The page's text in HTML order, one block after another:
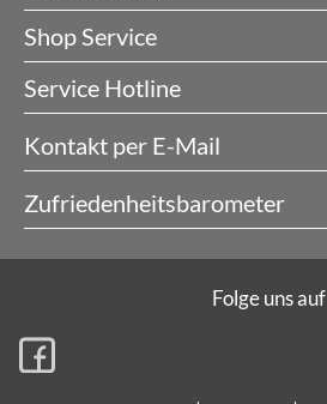
Shop Service
Service Hotline
Kontakt per E-Mail
Zufriedenheitsbarometer
Folge uns auf